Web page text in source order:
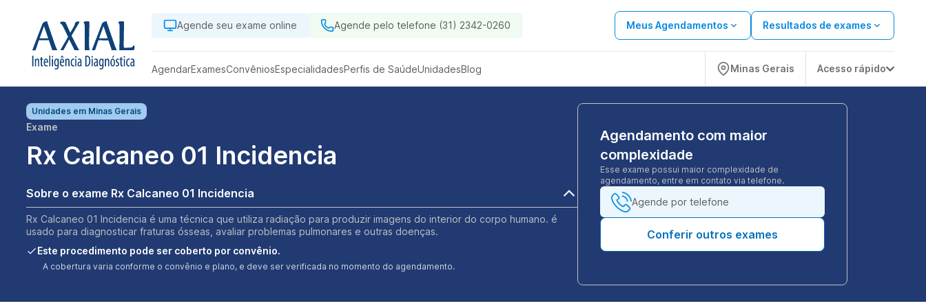
Agende seu exame online Agende pelo telefone (31) 2342-0260 Meus Agendamentos Resultados de exames
AgendarExamesConvêniosEspecialidadesPerfis de SaúdeUnidadesBlog Minas Gerais Acesso rápido
Unidades em Minas Gerais
Exame
Rx Calcaneo 01 Incidencia
Sobre o exame Rx Calcaneo 01 Incidencia
Rx Calcaneo 01 Incidencia é uma técnica que utiliza radiação para produzir imagens do interior do corpo humano. é
usado para diagnosticar fraturas ósseas, avaliar problemas pulmonares e outras doenças.
Este procedimento pode ser coberto por convênio.
A cobertura varia conforme o convênio e plano, e deve ser verificada no momento do agendamento.
Agendamento com maior
complexidade
Esse exame possui maior complexidade de
agendamento, entre em contato via telefone.
Agende por telefone
Conferir outros exames